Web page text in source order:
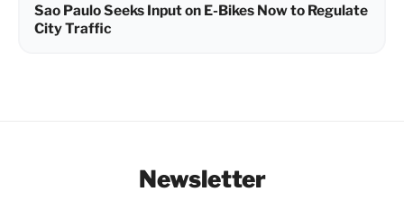
Sao Paulo Seeks Input on E-Bikes Now to Regulate
City Traffic
Newsletter